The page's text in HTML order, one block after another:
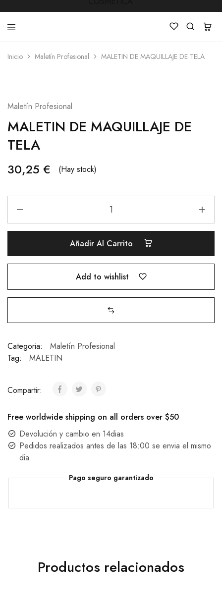
,Peluquería
Mobiliarios
,
Inicio Maletín Profesional MALETIN DE MAQUILLAJE DE TELA
Maletín Profesional
MALETIN DE MAQUILLAJE DE
TELA
30,25 € (Hay stock)
Añadir Al Carrito
Add to wishlist
Categoria:
Maletín Profesional
Tag:
MALETIN
Compartir:
Free worldwide shipping on all orders over $50
Devolución y cambio en 14dias
Pedidos realizados antes de las 18:00 se envia el mismo
dia
Pago seguro garantizado
Productos relacionados